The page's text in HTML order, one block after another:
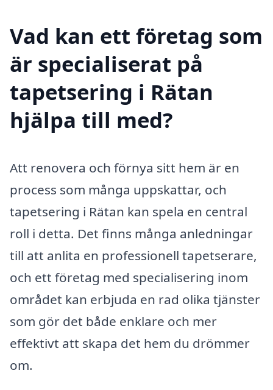
Vad kan ett företag som
är specialiserat på
tapetsering i Rätan
hjälpa till med?
Att renovera och förnya sitt hem är en
process som många uppskattar, och
tapetsering i Rätan kan spela en central
roll i detta. Det finns många anledningar
till att anlita en professionell tapetserare,
och ett företag med specialisering inom
området kan erbjuda en rad olika tjänster
som gör det både enklare och mer
effektivt att skapa det hem du drömmer
om.